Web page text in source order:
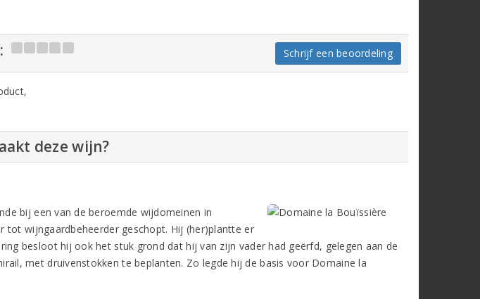
Schrijf een beoordeling
deze wijn?
bij een van de beroemde wijdomeinen in
tot wijngaardbeheerder geschopt. Hij (her)plantte er
besloot hij ook het stuk grond dat hij van zijn vader had geërfd, gelegen aan de
met druivenstokken te beplanten. Zo legde hij de basis voor Domaine la